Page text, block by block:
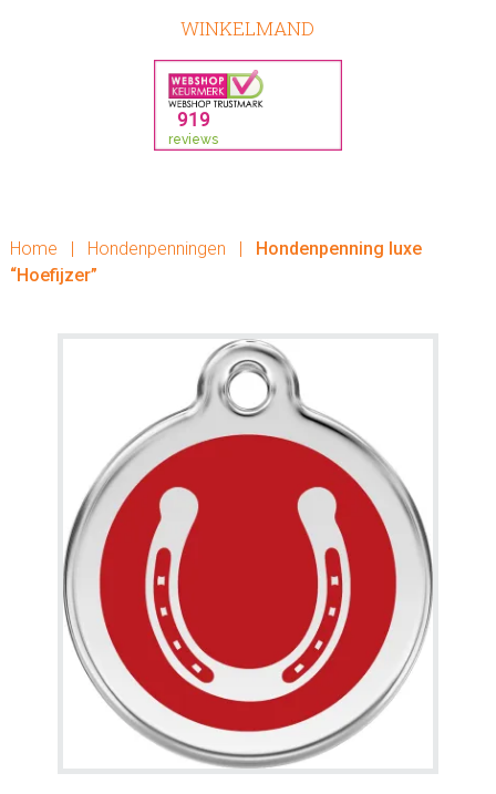
WINKELMAND
Home | Hondenpenningen |
Hondenpenning luxe
“Hoefijzer”